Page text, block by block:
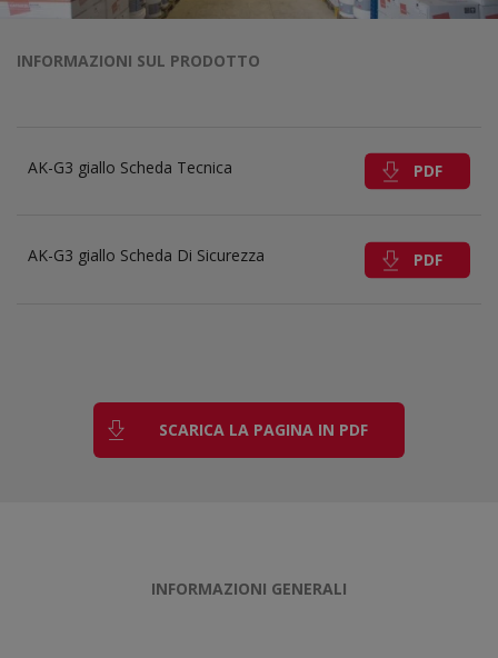
INFORMAZIONI SUL PRODOTTO
AK-G3 giallo Scheda Tecnica PDF
AK-G3 giallo Scheda Di Sicurezza PDF
SCARICA LA PAGINA IN PDF
INFORMAZIONI GENERALI